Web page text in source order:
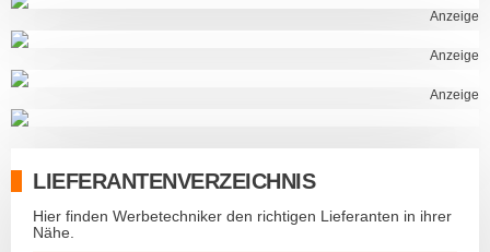
Anzeige
Anzeige
Anzeige
LIEFERANTENVERZEICHNIS
Hier finden Werbetechniker den richtigen Lieferanten in ihrer
Nähe.